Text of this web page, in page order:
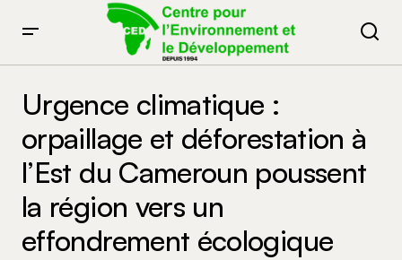
écologique
Urgence climatique :
orpaillage et déforestation à
l’Est du Cameroun poussent
la région vers un
effondrement écologique